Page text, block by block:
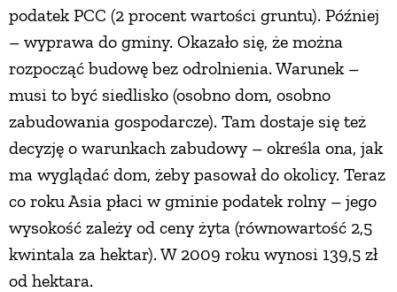
podatek PCC (2 procent wartości gruntu). Później
– wyprawa do gminy. Okazało się, że można
rozpocząć budowę bez odrolnienia. Warunek –
musi to być siedlisko (osobno dom, osobno
zabudowania gospodarcze). Tam dostaje się też
decyzję o warunkach zabudowy – określa ona, jak
ma wyglądać dom, żeby pasował do okolicy. Teraz
co roku Asia płaci w gminie podatek rolny – jego
wysokość zależy od ceny żyta (równowartość 2,5
kwintala za hektar). W 2009 roku wynosi 139,5 zł
od hektara.